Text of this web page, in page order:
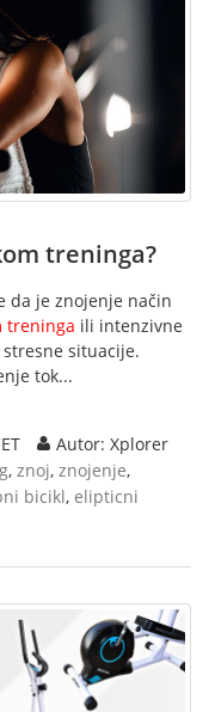
treninga?
da je znojenje način
treninga ili intenzivne
situacije.
tok...
Autor: Xplorer
, znoj, znojenje,
bicikl, elipticni